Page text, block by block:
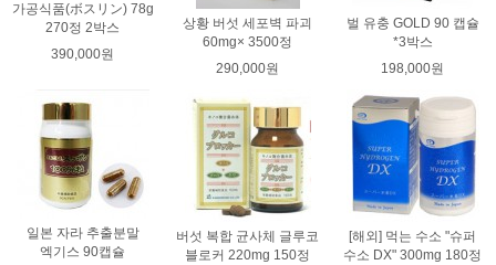
가공식품(ボスリン) 78g
270정 2박스
390,000원
상황 버섯 세포벽 파괴
60mg× 3500정
290,000원
벌 유충 GOLD 90 캡슐
*3박스
198,000원
일본 자라 추출분말
엑기스 90캡슐
버섯 복합 균사체 글루코
블로커 220mg 150정
[해외] 먹는 수소 "슈퍼
수소 DX" 300mg 180정